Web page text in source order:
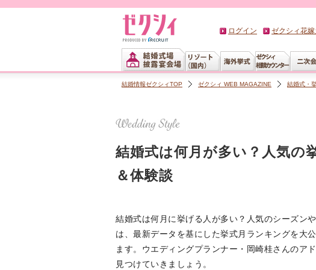
ログイン ゼクシィ花嫁
結婚情報ゼクシィTOP ゼクシィ WEB MAGAZINE 結婚式・
結婚式は何月が多い？人気の
＆体験談
結婚式は何月に挙げる人が多い？人気のシーズン
は、最新データを基にした挙式月ランキングを大
ます。ウエディングプランナー・岡崎桂さんのア
見つけていきましょう。